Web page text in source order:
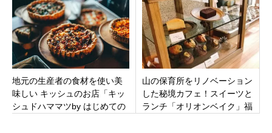
地元の生産者の食材を使い美
味しい キッシュのお店「キッ
シュドハママツby はじめての
山の保育所をリノベーション
した秘境カフェ！スイーツと
ランチ「オリオンベイク」福